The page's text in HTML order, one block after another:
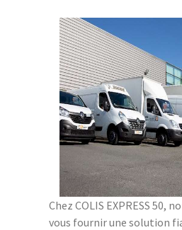
Chez COLIS EXPRESS 50,
vous fournir une solution